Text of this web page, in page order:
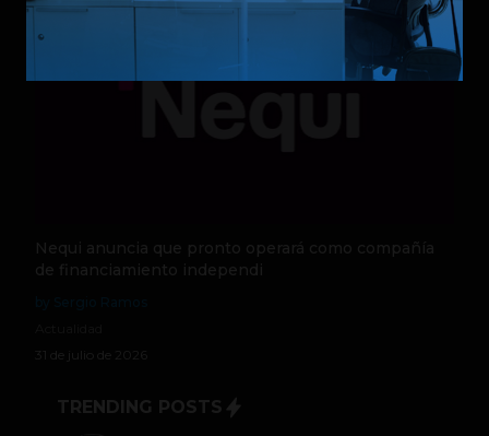
Nequi anuncia que pronto operará como compañía
de financiamiento independi
31 de julio de 2026
TRENDING POSTS